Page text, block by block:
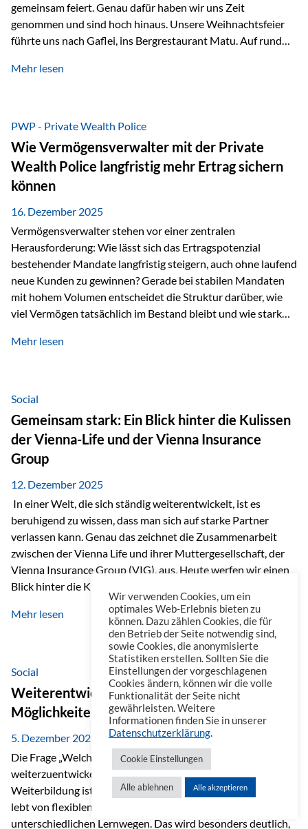
gemeinsam feiert. Genau dafür haben wir uns Zeit
genommen und sind hoch hinaus. Unsere Weihnachtsfeier
führte uns nach Gaflei, ins Bergrestaurant Matu. Auf rund
beeindruckendes Panorama, sondern auch etwas, das im
verschneiter Landschaft, bei feinem Essen, guter Musik und
einer entspannten…
Mehr lesen
PWP - Private Wealth Police
Wie Vermögensverwalter mit der Private
Wealth Police langfristig mehr Ertrag sichern
können
16. Dezember 2025
Vermögensverwalter stehen vor einer zentralen
Herausforderung: Wie lässt sich das Ertragspotenzial
bestehender Mandate langfristig steigern, auch ohne laufend
neue Kunden zu gewinnen? Gerade bei stabilen Mandaten
mit hohem Volumen entscheidet die Struktur darüber, wie
viel Vermögen tatsächlich im Bestand bleibt und wie stark
Beispiel verdeutlicht diese Wirkung besonders deutlich.
hinzukommen, spielt nicht nur die Rendite eine Rolle. Auch
steuerliche Effekte haben einen erheblichen Einfluss auf…
Mehr lesen
Social
Gemeinsam stark: Ein Blick hinter die Kulissen
der Vienna-Life und der Vienna Insurance
Group
12. Dezember 2025
In einer Welt, die sich ständig weiterentwickelt, ist es
beruhigend zu wissen, dass man sich auf starke Partner
verlassen kann. Genau das zeichnet die Zusammenarbeit
zwischen der Vienna Life und ihrer Muttergesellschaft, der
Vienna Insurance Group (VIG), aus. Heute werfen wir einen
Blick hinter die Kulissen auf eine Unternehmensgruppe mit
beeindruckender Geschichte, gewachsenem Know-how und
einem stabilen Fundament. Ein starkes Netzwerk in ganz
Europa Die Vienna Insurance Group ist die führende
Versicherungsgruppe in Zentral- und Osteuropa. Mit über
50 Versicherungsgesellschaften in insgesamt 30 Ländern
verbindet sie regionale Stärke mit internationaler
Kompetenz.
Mehr lesen
Social
Weiterentwicklung im Berufsalltag: Welche
Möglichkeiten es gibt
5. Dezember 2025
Die Frage „Welche Möglichkeiten gibt es, sich
weiterzuentwickeln?“ lässt sich heute vielseitig beantworten.
Weiterbildung ist längst kein starrer Prozess mehr, sondern
lebt von flexiblen Formaten, individuellen Bedürfnissen und
unterschiedlichen Lernwegen. Das wird besonders deutlich,
Wir verwenden Cookies, um ein
optimales Web-Erlebnis bieten zu
können. Dazu zählen Cookies, die für
den Betrieb der Seite notwendig sind,
sowie Cookies, die anonymisierte
Statistiken erstellen. Sollten Sie die
Einstellungen der vorgeschlagenen
Cookies ändern, können wir die volle
Funktionalität der Seite nicht
gewährleisten. Weitere
Informationen finden Sie in unserer
Datenschutzerklärung.
Cookie Einstellungen
Alle ablehnen Alle akzeptieren